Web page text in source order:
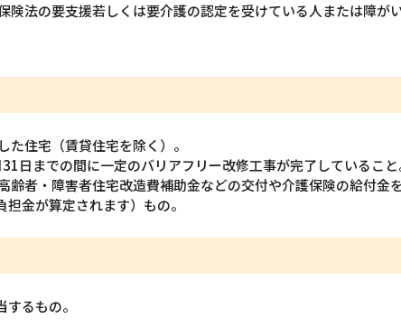
険法の要支援若しくは要介護の認定を受けている人または障が
住宅（賃貸住宅を除く）。
日までの間に一定のバリアフリー改修工事が完了していること
齢者・障害者住宅改造費補助金などの交付や介護保険の給付金
金が算定されます）もの。
るもの。